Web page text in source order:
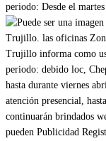
periodo: Desde el